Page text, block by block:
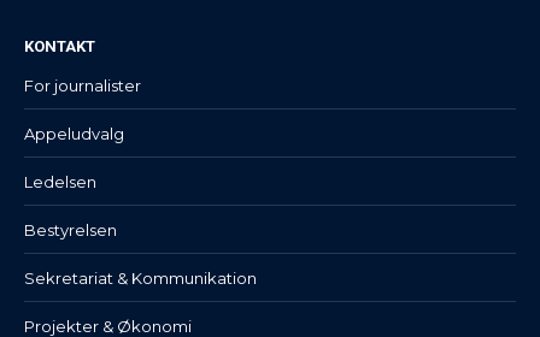
KONTAKT
For journalister
Appeludvalg
Ledelsen
Bestyrelsen
Sekretariat & Kommunikation
Projekter & Økonomi